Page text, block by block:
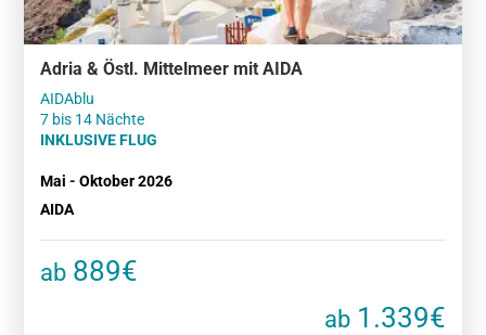
Adria & Östl. Mittelmeer mit AIDA
AIDAblu
7 bis 14 Nächte
INKLUSIVE FLUG
Mai - Oktober 2026
AIDA
ab 889€
ab1.339€